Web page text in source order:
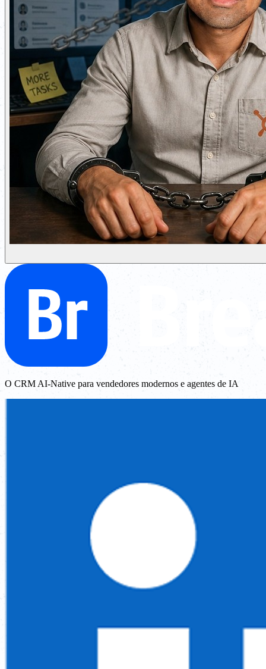
O CRM AI-Native para vendedores modernos e agentes de IA